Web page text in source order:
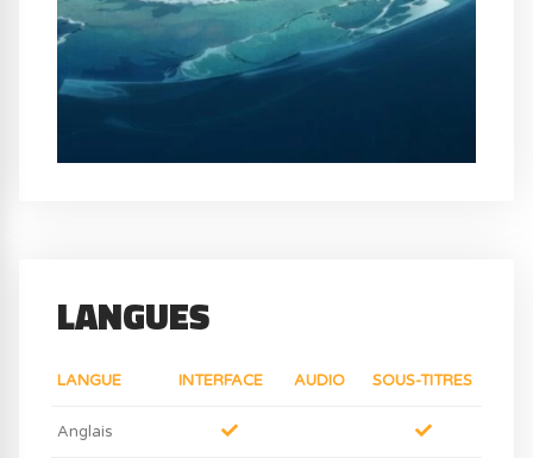
LANGUES
LANGUE INTERFACE AUDIO SOUS-TITRES
Anglais